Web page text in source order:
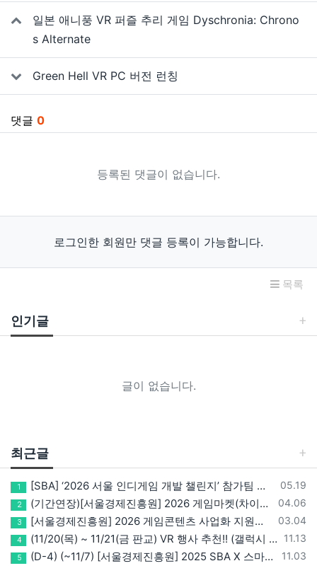
관련자료
일본 애니풍 VR 퍼즐 추리 게임 Dyschronia: Chrono
s Alternate
Green Hell VR PC 버전 런칭
댓글 0
등록된 댓글이 없습니다.
로그인한 회원만 댓글 등록이 가능합니다.
목록
인기글
글이 없습니다.
최근글
등록일
05.19
1 [SBA] ‘2026 서울 인디게임 개발 챌린지’ 참가팀 모집
등록일
04.06
2 (기간연장)[서울경제진흥원] 2026 게임마켓(차이나조이, BIC, 지스타) 서울관 참가기업 모집!(~5/8 15:00)
등록일
03.04
3 [서울경제진흥원] 2026 게임콘텐츠 사업화 지원사업 참가기업 모집(~3/26까지)
등록일
11.13
4 (11/20(목) ~ 11/21(금 판교) VR 행사 추천!! (갤럭시 XR/ 애플 비전프로 등 기기 체험, 메타퀘스트 경품)
등록일
11.03
5 (D-4) (~11/7) [서울경제진흥원] 2025 SBA X 스마일게이트, ‘게임랩 with STOVE INDIE’ 참가기업 모집